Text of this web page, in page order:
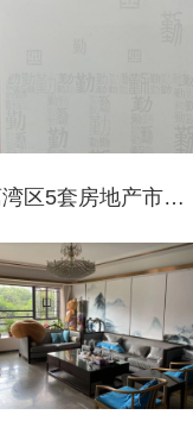
位于荔湾区5套房地产市场价值资产评估报告